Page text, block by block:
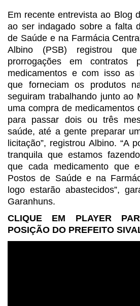
Em recente entrevista ao Blog
ao ser indagado sobre a falta
de Saúde e naFarmácia
Albino (PSB) registrou
prorrogações em contratos
medicamentos e com isso as
que forneciam os produtos
seguiram trabalhando junto ao
uma compra de medicamentos
para passar dois ou três
saúde, até a gente preparar
licitação”, registrou Albino. “A
tranquila que estamos
que cada medicamento que
Postos de Saúde e na
logo estarão abastecidos”,
Garanhuns.
CLIQUE EM PLAYER
POSIÇÃO DO PREFEITO